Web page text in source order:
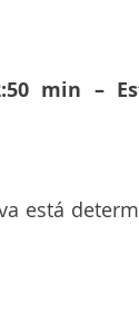
min –
está